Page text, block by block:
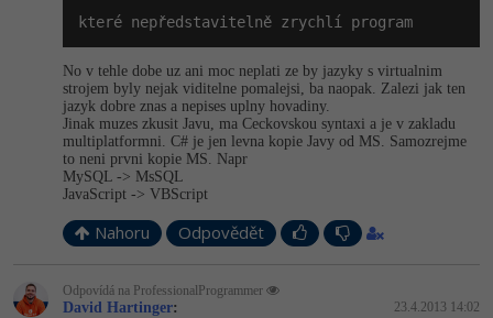
které nepředstavitelně zrychlí program
No v tehle dobe uz ani moc neplati ze by jazyky s virtualnim
strojem byly nejak viditelne pomalejsi, ba naopak. Zalezi jak ten
jazyk dobre znas a nepises uplny hovadiny.
Jinak muzes zkusit Javu, ma Ceckovskou syntaxi a je v zakladu
multiplatformni. C# je jen levna kopie Javy od MS. Samozrejme
to neni prvni kopie MS. Napr
MySQL -> MsSQL
JavaScript -> VBScript
Nahoru Odpovědět
Odpovídá na ProfessionalProgrammer
David Hartinger: 23.4.2013 14:02